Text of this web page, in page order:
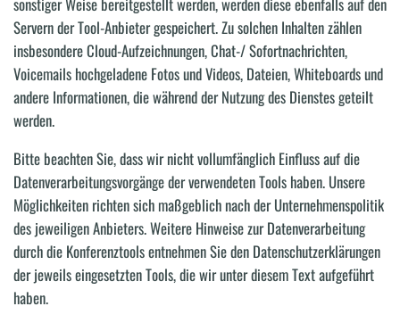
Servern der Tool-Anbieter gespeichert. Zu solchen Inhalten zählen
insbesondere Cloud-Aufzeichnungen, Chat-/ Sofortnachrichten,
Voicemails hochgeladene Fotos und Videos, Dateien, Whiteboards und
andere Informationen, die während der Nutzung des Dienstes geteilt
werden.
Bitte beachten Sie, dass wir nicht vollumfänglich Einfluss auf die
Datenverarbeitungsvorgänge der verwendeten Tools haben. Unsere
Möglichkeiten richten sich maßgeblich nach der Unternehmenspolitik
des jeweiligen Anbieters. Weitere Hinweise zur Datenverarbeitung
durch die Konferenztools entnehmen Sie den Datenschutzerklärungen
der jeweils eingesetzten Tools, die wir unter diesem Text aufgeführt
haben.